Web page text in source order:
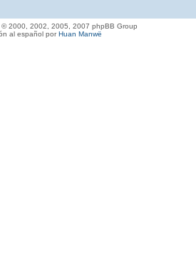
© 2000, 2002, 2005, 2007 phpBB Group
al español porHuan Manwë